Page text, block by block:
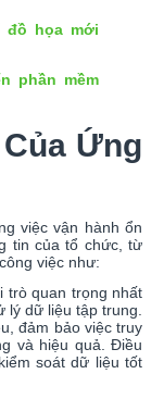
đồ họa mới
phần mềm
Ứng
việc vận hành ổn
tin của tổ chức, từ
việc như:
trò quan trọng nhất
lý dữ liệu tập trung.
đảm bảo việc truy
và hiệu quả. Điều
soát dữ liệu tốt